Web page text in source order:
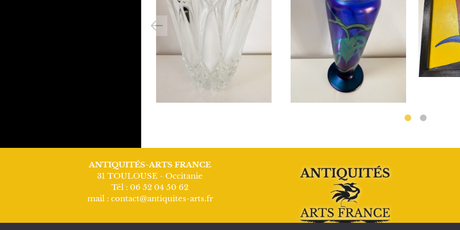
Previous
ANTIQUITÉS-ARTS FRANCE
31 TOULOUSE - Occitanie
Tél : 06 52 04 50 62
mail : contact@antiquites-arts.fr